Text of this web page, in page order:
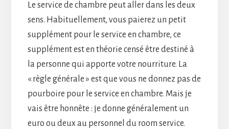
Le service de chambre peut aller dans les deux
sens. Habituellement, vous paierez un petit
supplément pour le service en chambre, ce
supplément est en théorie censé être destiné à
la personne qui apporte votre nourriture. La
« règle générale » est que vous ne donnez pas de
pourboire pour le service en chambre. Mais je
vais être honnête : je donne généralement un
euro ou deux au personnel du room service.